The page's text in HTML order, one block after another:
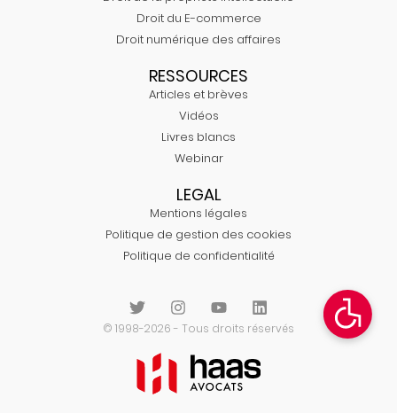
Droit du E-commerce
Droit numérique des affaires
RESSOURCES
Articles et brèves
Vidéos
Livres blancs
Webinar
LEGAL
Mentions légales
Politique de gestion des cookies
Politique de confidentialité
© 1998-2026 - Tous droits réservés